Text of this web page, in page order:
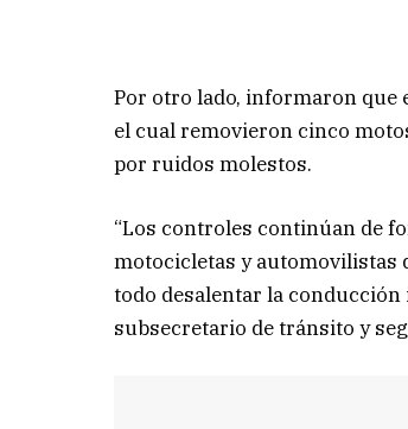
Por otro lado, informaron que
el cual removieron cinco
por ruidos molestos.
“Los controles continúan de
motocicletas y automovilistas
todo desalentar la
subsecretario de tránsito y